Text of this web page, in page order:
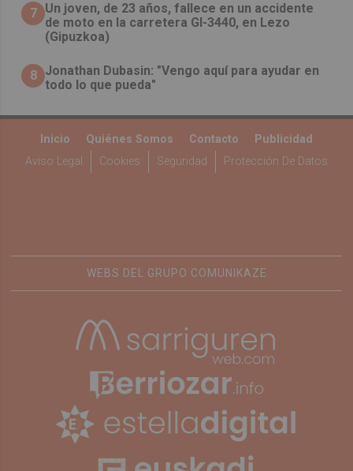
7 Un joven, de 23 años, fallece en un accidente
de moto en la carretera GI-3440, en Lezo
(Gipuzkoa)
8 Jonathan Dubasin: "Vengo aquí para ayudar en
todo lo que pueda"
Inicio Quiénes Somos Contacto
Publicidad
Aviso Legal
Cookies Seguridad Protección De Datos
WEBS DEL GRUPO COMUNIKAZE